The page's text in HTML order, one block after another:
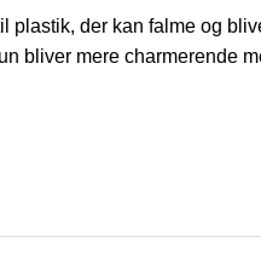
der kan falme og
bliver mere charmerende